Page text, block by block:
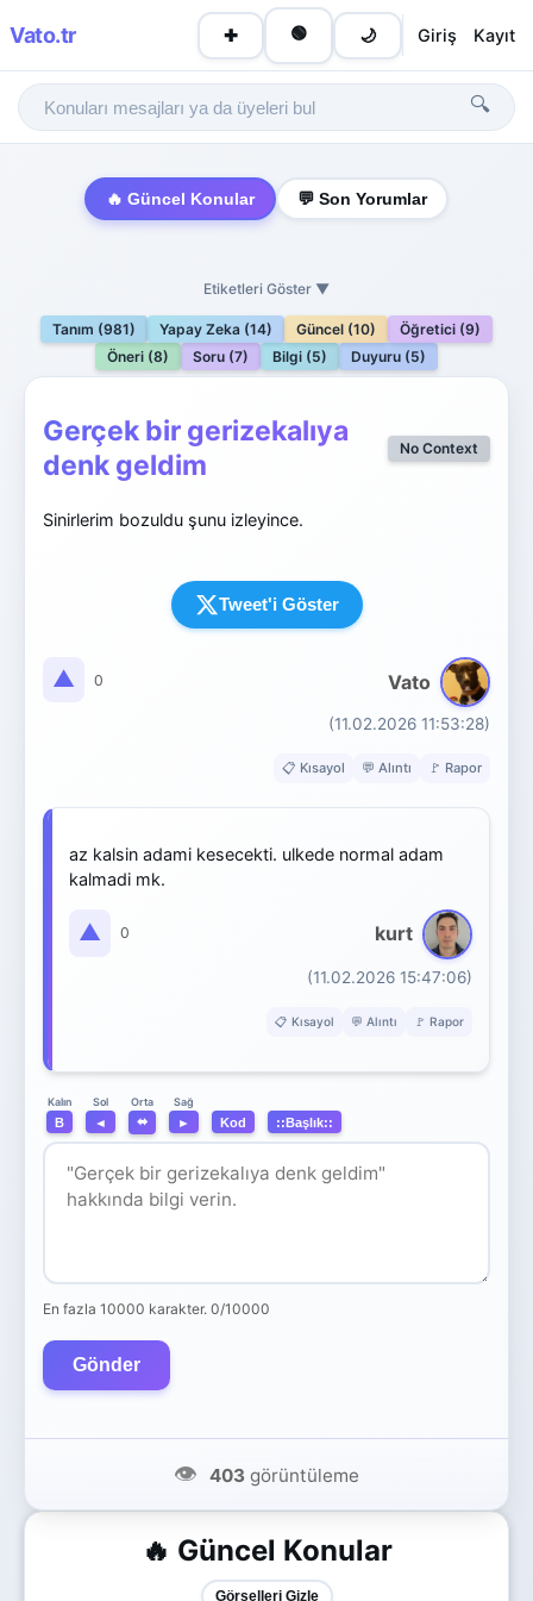
Vato.tr ✚ 🟢 🌙 Giriş Kayıt
🔍
🔥 Güncel Konular 💬 Son Yorumlar
Etiketleri Göster ▼
Tanım (981) Yapay Zeka (14) Güncel (10)
Öğretici (9)
Öneri (8)
Soru (7) Bilgi (5) Duyuru (5)
🔥 Güncel Konular
Görselleri Gizle
Gerçek bir gerizekalıya
denk geldim
No Context
Sinirlerim bozuldu şunu izleyince.
Tweet'i Göster
Vato
(11.02.2026 11:53:28)
▲ 0
📋 Kısayol 💬 Alıntı 🚩 Rapor
az kalsin adami kesecekti. ulkede normal adam
kalmadi mk.
kurt
(11.02.2026 15:47:06)
▲ 0
📋 Kısayol 💬 Alıntı 🚩 Rapor
Kalın
B
Sol
◄
Orta
⬌
Sağ
► Kod ::Başlık::
En fazla 10000 karakter. 0/10000
Gönder
👁️ 403 görüntüleme